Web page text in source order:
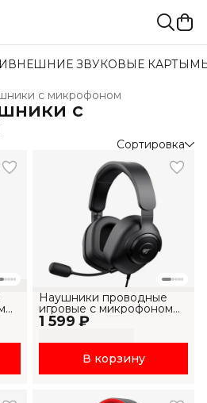
ВНЕШНИЕ ЗВУКОВЫЕ КАРТЫ
с микрофоном
с
Сортировка
1 599 ₽
Наушники проводные
игровые с микрофоном
H2230U
В корзину